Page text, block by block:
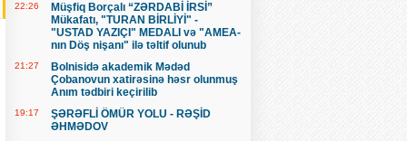
22:26
Müşfiq Borçalı “ZƏRDABİ İRSİ”
Mükafatı, "TURAN BİRLİYİ" -
"USTAD YAZIÇI" MEDALI və "AMEA-
nın Döş nişanı" ilə təltif olunub
21:27
Bolnisidə akademik Mədəd
Çobanovun xatirəsinə həsr olunmuş
Anım tədbiri keçirilib
19:17
ŞƏRƏFLİ ÖMÜR YOLU - RƏŞİD
ƏHMƏDOV